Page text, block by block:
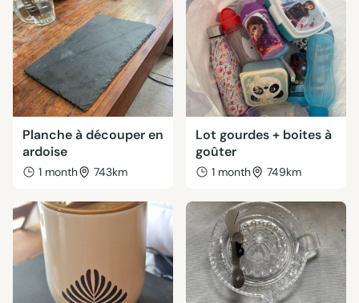
Planche à découper en
ardoise
1 month 743km
Lot gourdes + boites à
goûter
1 month 749km